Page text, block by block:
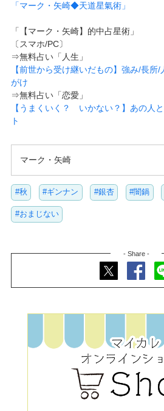
「マーク・矢崎◆天道星氣術」
「【マーク・矢崎】的中占星術」
〔スマホ/PC〕
⇒無料占い「人生」
【前世から受け継いだもの】強み/長
がけ
⇒無料占い「恋愛」
【うまくいく？ いかない？】あの人
ト
マーク・矢崎
#秋 #ギンナン #銀杏 #闇鍋
#おまじない
- Share -